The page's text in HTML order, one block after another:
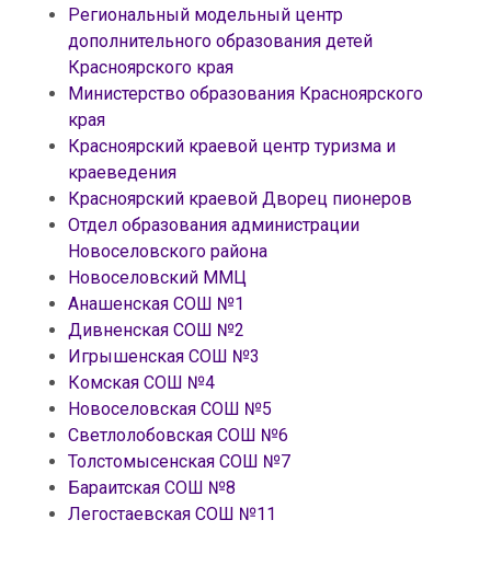
Региональный модельный центр
дополнительного образования детей
Красноярского края
Министерство образования Красноярского
края
Красноярский краевой центр туризма и
краеведения
Красноярский краевой Дворец пионеров
Отдел образования администрации
Новоселовского района
Новоселовский ММЦ
Анашенская СОШ №1
Дивненская СОШ №2
Игрышенская СОШ №3
Комская СОШ №4
Новоселовская СОШ №5
Светлолобовская СОШ №6
Толстомысенская СОШ №7
Бараитская СОШ №8
Легостаевская СОШ №11